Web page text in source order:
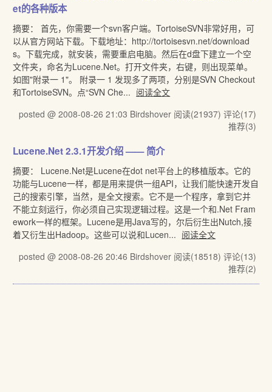
et的各种版本
摘要： 首先，你需要一个svn客户端。TortoiseSVN非常好用，可
以从官方网站下载。下载地址：http://tortoisesvn.net/download
s。下载完成，就安装，需要重启电脑。然后在d盘下建立一个空
文件夹，命名为Lucene.Net。打开文件夹，右键，则出现菜单。
如图"附录一 1"。 附录一 1 发现多了两项，分别是SVN Checkout
和TortoiseSVN。点“SVN Che... 阅读全文
posted @ 2008-08-26 21:03 Birdshover 阅读(21937) 评论(17)
推荐(3)
Lucene.Net 2.3.1开发介绍 —— 简介
摘要： Lucene.Net是Lucene在dot net平台上的移植版本。它的
功能与Lucene一样，都是用来提供一组API，让我们能快速开发自
己的搜索引擎，当然，是全文搜索。它不是一个程序，拿到它并
不能立刻运行，你必须自己实现逻辑过程。这是一个和.Net Fram
ework一样的框架。Lucene是用Java写的，尔后衍生出Nutch,接
着又衍生出Hadoop。这些可以说和Lucen... 阅读全文
posted @ 2008-08-26 20:46 Birdshover 阅读(18518) 评论(13)
推荐(2)